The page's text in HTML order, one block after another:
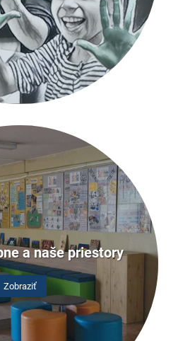
a naše priestory
Zobraziť